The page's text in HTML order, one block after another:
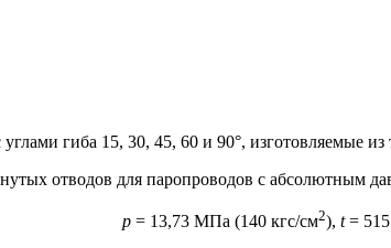
гиба 15, 30, 45, 60 и 90°, изготовляемые
отводов для паропроводов с абсолютным
p = 13,73 МПа (140 кгс/см2), t=